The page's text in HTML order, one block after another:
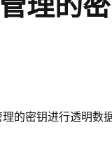
的密钥进行透明数据